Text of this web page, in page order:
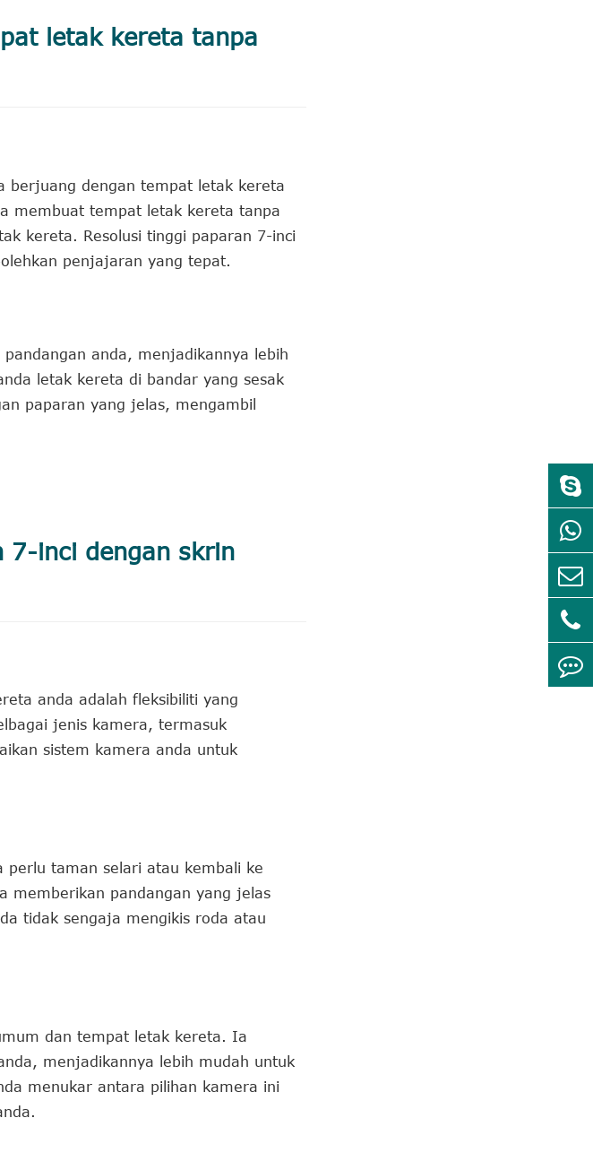
letak kereta tanpa
berjuang dengan tempat letak kereta
membuat tempat letak kereta tanpa
kereta. Resolusi tinggi paparan 7-inci
penjajaran yang tepat.
anda, menjadikannya lebih
letak kereta di bandar yang sesak
paparan yang jelas, mengambil
7-inci dengan skrin
anda adalah fleksibiliti yang
jenis kamera, termasuk
sistem kamera anda untuk
perlu taman selari atau kembali ke
memberikan pandangan yang jelas
tidak sengaja mengikis roda atau
dan tempat letak kereta. Ia
menjadikannya lebih mudah untuk
menukar antara pilihan kamera ini